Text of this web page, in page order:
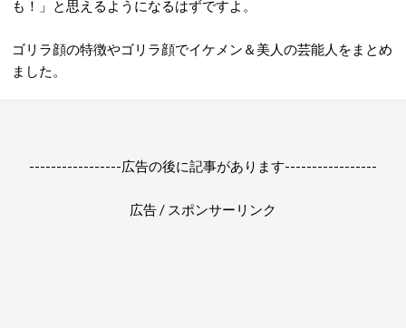
も！」と思えるようになるはずですよ。
ゴリラ顔の特徴やゴリラ顔でイケメン＆美人の芸能人をまとめ
ました。
-----------------広告の後に記事があります-----------------
広告 / スポンサーリンク